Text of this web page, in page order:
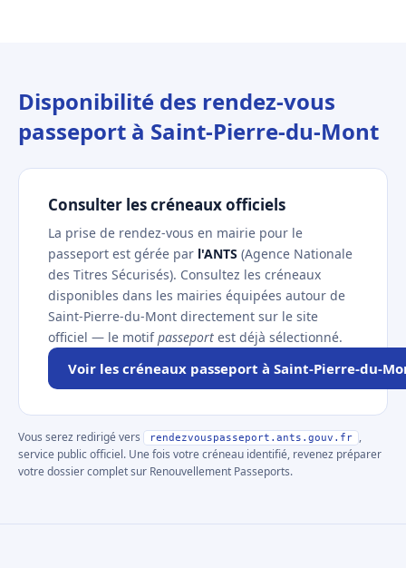
Disponibilité des rendez-vous
passeport à Saint-Pierre-du-Mont
Consulter les créneaux officiels
La prise de rendez-vous en mairie pour le
passeport est gérée par l'ANTS (Agence Nationale
des Titres Sécurisés). Consultez les créneaux
disponibles dans les mairies équipées autour de
Saint-Pierre-du-Mont directement sur le site
officiel — le motifpasseport est déjà sélectionné.
Voir les créneaux passeport à Saint-Pierre-du-
Vous serez redirigé vers rendezvouspasseport.ants.gouv.fr
,
service public officiel. Une fois votre créneau identifié, revenez préparer
votre dossier complet sur Renouvellement Passeports.